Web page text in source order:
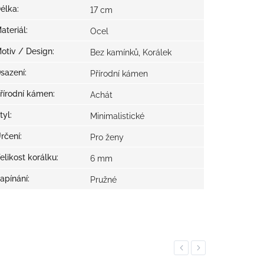
: 17 cm
: Ocel
/ Design: Bez kamínků, Korálek
: Přírodní kámen
kámen: Achát
: Minimalistické
: Pro ženy
korálku: 6 mm
: Pružné
Previous
Next